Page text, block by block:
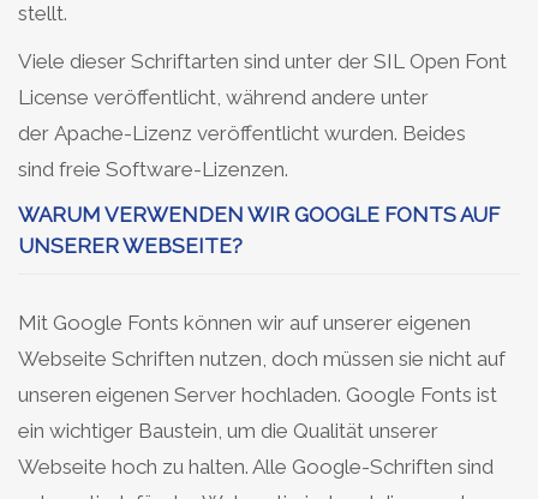
stellt.
Viele dieser Schriftarten sind unter der SIL Open Font
License veröffentlicht, während andere unter
der Apache-Lizenz veröffentlicht wurden. Beides
sind freie Software-Lizenzen.
WARUM VERWENDEN WIR GOOGLE FONTS AUF
UNSERER WEBSEITE?
Mit Google Fonts können wir auf unserer eigenen
Webseite Schriften nutzen, doch müssen sie nicht auf
unseren eigenen Server hochladen. Google Fonts ist
ein wichtiger Baustein, um die Qualität unserer
Webseite hoch zu halten. Alle Google-Schriften sind